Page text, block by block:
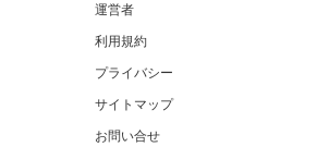
運営者
利用規約
プライバシー
サイトマップ
お問い合せ